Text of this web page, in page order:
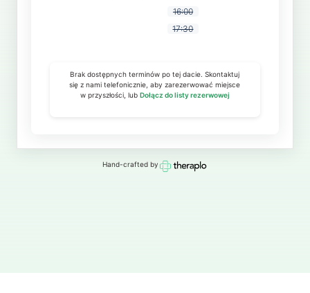
16:00
17:30
Brak dostępnych terminów po tej dacie. Skontaktuj
się z nami telefonicznie, aby zarezerwować miejsce
w przyszłości, lub Dołącz do listy rezerwowej
Hand-crafted by